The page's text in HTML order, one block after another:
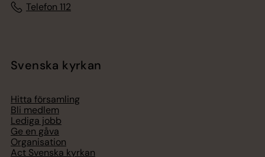
Telefon 112
Svenska kyrkan
Hitta församling
Bli medlem
Lediga jobb
Ge en gåva
Organisation
Act Svenska kyrkan